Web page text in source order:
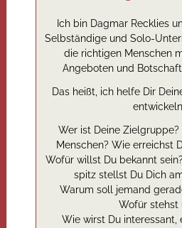
Ich bin Dagmar Recklies
Selbständige und Solo-
die richtigen Menschen
Angeboten und
Das heißt, ich helfe Dir
Wer ist Deine
Menschen? Wie erreichst
Wofür willst Du bekannt
spitz stellst Du Dich
Warum soll jemand
Wofür stehst
Wie wirst Du interessant,